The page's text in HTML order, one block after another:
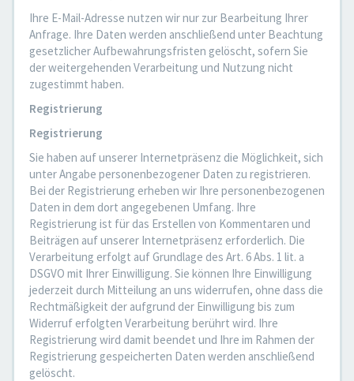
Ihre E-Mail-Adresse nutzen wir nur zur Bearbeitung Ihrer
Anfrage. Ihre Daten werden anschließend unter Beachtung
gesetzlicher Aufbewahrungsfristen gelöscht, sofern Sie
der weitergehenden Verarbeitung und Nutzung nicht
zugestimmt haben.
Registrierung
Registrierung
Sie haben auf unserer Internetpräsenz die Möglichkeit, sich
unter Angabe personenbezogener Daten zu registrieren.
Bei der Registrierung erheben wir Ihre personenbezogenen
Daten in dem dort angegebenen Umfang. Ihre
Registrierung ist für das Erstellen von Kommentaren und
Beiträgen auf unserer Internetpräsenz erforderlich. Die
Verarbeitung erfolgt auf Grundlage des Art. 6 Abs. 1 lit. a
DSGVO mit Ihrer Einwilligung. Sie können Ihre Einwilligung
jederzeit durch Mitteilung an uns widerrufen, ohne dass die
Rechtmäßigkeit der aufgrund der Einwilligung bis zum
Widerruf erfolgten Verarbeitung berührt wird. Ihre
Registrierung wird damit beendet und Ihre im Rahmen der
Registrierung gespeicherten Daten werden anschließend
gelöscht.